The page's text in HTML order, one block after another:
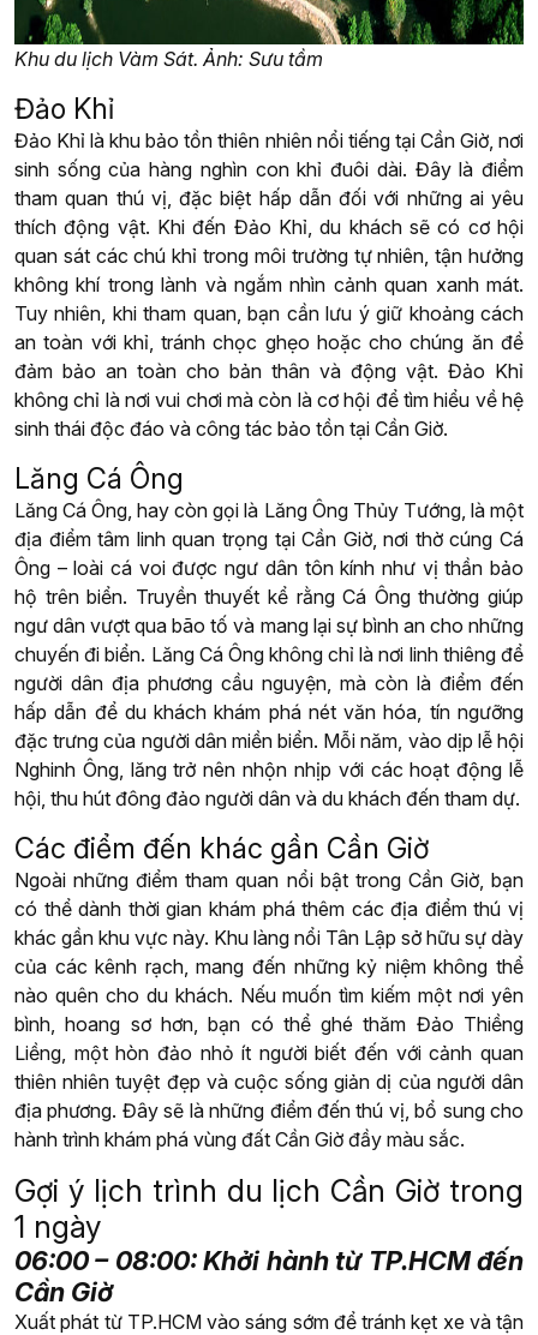
Khu du lịch Vàm Sát. Ảnh: Sưu tầm
Đảo Khỉ
Đảo Khỉ là khu bảo tồn thiên nhiên nổi tiếng tại Cần Giờ, nơi
sinh sống của hàng nghìn con khỉ đuôi dài. Đây là điểm
tham quan thú vị, đặc biệt hấp dẫn đối với những ai yêu
thích động vật. Khi đến Đảo Khỉ, du khách sẽ có cơ hội
quan sát các chú khỉ trong môi trường tự nhiên, tận hưởng
không khí trong lành và ngắm nhìn cảnh quan xanh mát.
Tuy nhiên, khi tham quan, bạn cần lưu ý giữ khoảng cách
an toàn với khỉ, tránh chọc ghẹo hoặc cho chúng ăn để
đảm bảo an toàn cho bản thân và động vật. Đảo Khỉ
không chỉ là nơi vui chơi mà còn là cơ hội để tìm hiểu về hệ
sinh thái độc đáo và công tác bảo tồn tại Cần Giờ.
Lăng Cá Ông
Lăng Cá Ông, hay còn gọi là Lăng Ông Thủy Tướng, là một
địa điểm tâm linh quan trọng tại Cần Giờ, nơi thờ cúng Cá
Ông – loài cá voi được ngư dân tôn kính như vị thần bảo
hộ trên biển. Truyền thuyết kể rằng Cá Ông thường giúp
ngư dân vượt qua bão tố và mang lại sự bình an cho những
chuyến đi biển. Lăng Cá Ông không chỉ là nơi linh thiêng để
người dân địa phương cầu nguyện, mà còn là điểm đến
hấp dẫn để du khách khám phá nét văn hóa, tín ngưỡng
đặc trưng của người dân miền biển. Mỗi năm, vào dịp lễ hội
Nghinh Ông, lăng trở nên nhộn nhịp với các hoạt động lễ
hội, thu hút đông đảo người dân và du khách đến tham dự.
Các điểm đến khác gần Cần Giờ
Ngoài những điểm tham quan nổi bật trong Cần Giờ, bạn
có thể dành thời gian khám phá thêm các địa điểm thú vị
khác gần khu vực này. Khu làng nổi Tân Lập sở hữu sự dày
của các kênh rạch, mang đến những kỷ niệm không thể
nào quên cho du khách. Nếu muốn tìm kiếm một nơi yên
bình, hoang sơ hơn, bạn có thể ghé thăm Đảo Thiềng
Liềng, một hòn đảo nhỏ ít người biết đến với cảnh quan
thiên nhiên tuyệt đẹp và cuộc sống giản dị của người dân
địa phương. Đây sẽ là những điểm đến thú vị, bổ sung cho
hành trình khám phá vùng đất Cần Giờ đầy màu sắc.
Gợi ý lịch trình du lịch Cần Giờ trong
1 ngày
06:00 – 08:00: Khởi hành từ TP.HCM đến
Cần Giờ
Xuất phát từ TP.HCM vào sáng sớm để tránh kẹt xe và tận